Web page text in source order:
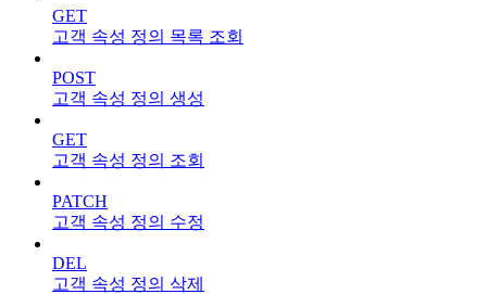
GET
고객 속성 정의 목록 조회
POST
고객 속성 정의 생성
GET
고객 속성 정의 조회
PATCH
고객 속성 정의 수정
DEL
고객 속성 정의 삭제